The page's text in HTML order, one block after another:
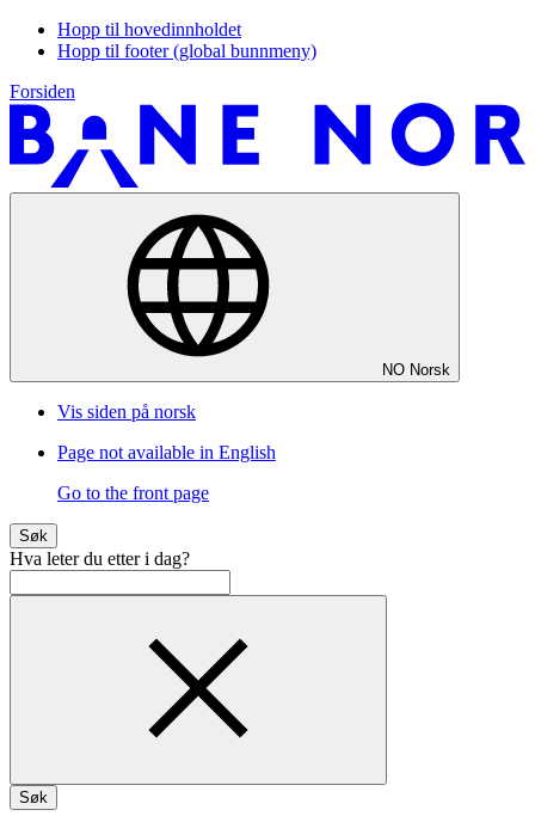
Hopp til hovedinnholdet
Hopp til footer (global bunnmeny)
Forsiden
NO Norsk
Vis siden på norsk
Page not available in English
Go to the front page
Søk
Hva leter du etter i dag?
Søk